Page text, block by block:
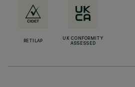
RETILAP
UK CONFORMITY
ASSESSED